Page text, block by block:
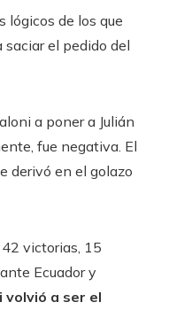
lógicos de los que
saciar el pedido del
a poner a Julián
fue negativa. El
derivó en el golazo
victorias, 15
Ecuador y
volvió a ser el